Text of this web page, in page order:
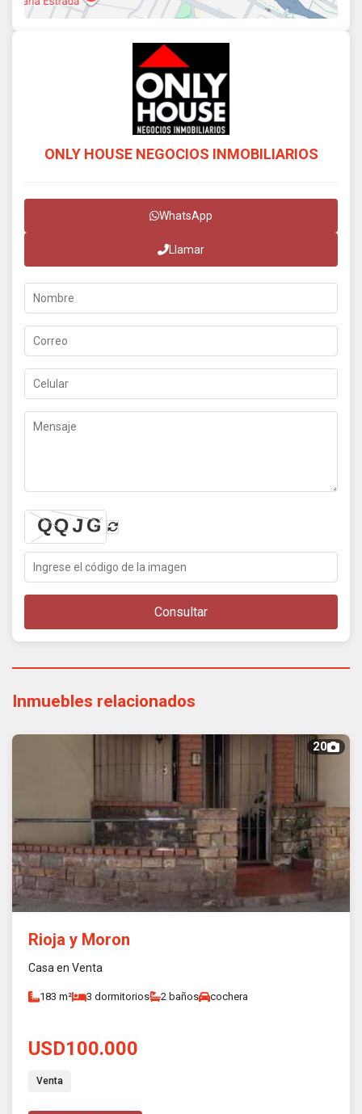
ONLY HOUSE NEGOCIOS INMOBILIARIOS
WhatsApp
Llamar
Consultar
Inmuebles relacionados
20
Rioja y Moron
Casa en Venta
183 m² 3 dormitorios 2 baños cochera
USD100.000
Venta